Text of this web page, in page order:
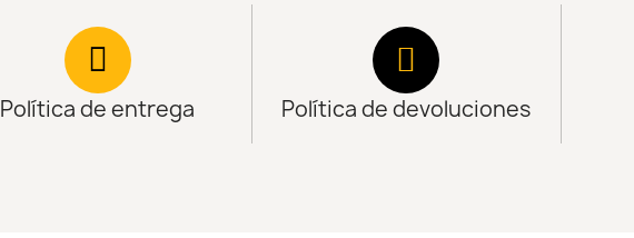
Política de entrega Política de devoluciones